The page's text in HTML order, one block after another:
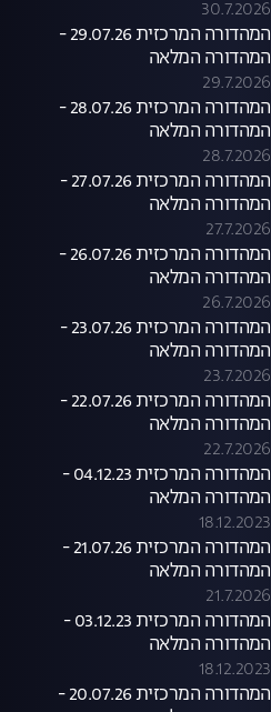
30.7.2026
המהדורה המרכזית 29.07.26 -
המהדורה המלאה
29.7.2026
המהדורה המרכזית 28.07.26 -
המהדורה המלאה
28.7.2026
המהדורה המרכזית 27.07.26 -
המהדורה המלאה
27.7.2026
המהדורה המרכזית 26.07.26 -
המהדורה המלאה
26.7.2026
המהדורה המרכזית 23.07.26 -
המהדורה המלאה
23.7.2026
המהדורה המרכזית 22.07.26 -
המהדורה המלאה
22.7.2026
המהדורה המרכזית 04.12.23 -
המהדורה המלאה
18.12.2023
המהדורה המרכזית 21.07.26 -
המהדורה המלאה
21.7.2026
המהדורה המרכזית 03.12.23 -
המהדורה המלאה
18.12.2023
המהדורה המרכזית 20.07.26 -